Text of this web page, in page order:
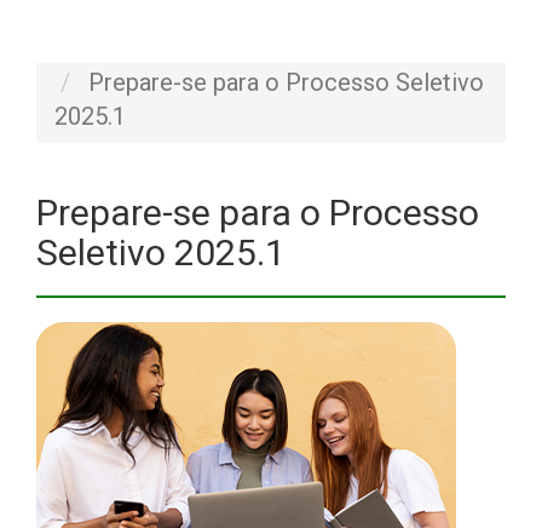
Prepare-se para o Processo Seletivo
2025.1
Prepare-se para o Processo
Seletivo 2025.1